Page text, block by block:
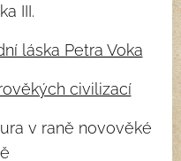
III.
láska Petra Voka
civilizací
v raně novověké